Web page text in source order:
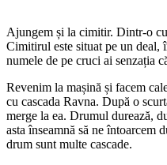
Ajungem și la cimitir. Dintr-o
Cimitirul este situat pe un deal,
numele de pe cruci ai senzația
Revenim la mașină și facem
cu cascada Ravna. După o
merge la ea. Drumul durează,
asta înseamnă să ne întoarcem
drum sunt multe cascade.